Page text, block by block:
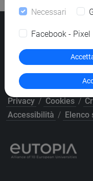
Università Ca’ Foscari
Dorsoduro 3246,
PEC
P.IVA 00816350276 -
Privacy / Cookies /
Accessibilità / Elenco
Necessari
Facebook - Pixel